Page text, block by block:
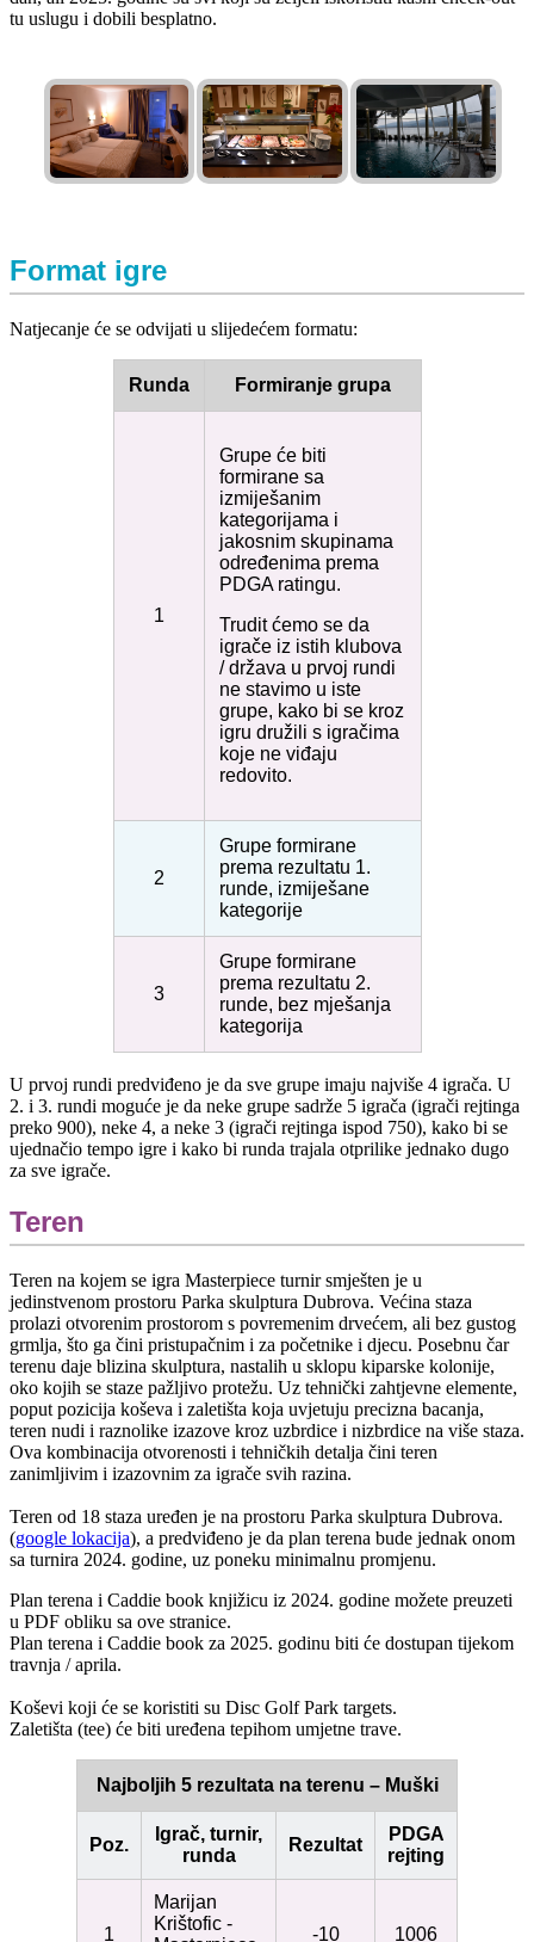
tu uslugu i dobili besplatno.
Format igre
Natjecanje će se odvijati u slijedećem formatu:
Runda Formiranje grupa
1
Grupe će biti
formirane sa
izmiješanim
kategorijama i
jakosnim skupinama
određenima prema
PDGA ratingu.
Trudit ćemo se da
igrače iz istih klubova
/ država u prvoj rundi
ne stavimo u iste
grupe, kako bi se kroz
igru družili s igračima
koje ne viđaju
redovito.
2
Grupe formirane
prema rezultatu 1.
runde, izmiješane
kategorije
3
Grupe formirane
prema rezultatu 2.
runde, bez mješanja
kategorija
U prvoj rundi predviđeno je da sve grupe imaju najviše 4 igrača. U
2. i 3. rundi moguće je da neke grupe sadrže 5 igrača (igrači rejtinga
preko 900), neke 4, a neke 3 (igrači rejtinga ispod 750), kako bi se
ujednačio tempo igre i kako bi runda trajala otprilike jednako dugo
za sve igrače.
Teren
Teren na kojem se igra Masterpiece turnir smješten je u
jedinstvenom prostoru Parka skulptura Dubrova. Većina staza
prolazi otvorenim prostorom s povremenim drvećem, ali bez gustog
grmlja, što ga čini pristupačnim i za početnike i djecu. Posebnu čar
terenu daje blizina skulptura, nastalih u sklopu kiparske kolonije,
oko kojih se staze pažljivo protežu. Uz tehnički zahtjevne elemente,
poput pozicija koševa i zaletišta koja uvjetuju precizna bacanja,
teren nudi i raznolike izazove kroz uzbrdice i nizbrdice na više staza.
Ova kombinacija otvorenosti i tehničkih detalja čini teren
zanimljivim i izazovnim za igrače svih razina.
Teren od 18 staza uređen je na prostoru Parka skulptura Dubrova.
(google lokacija), a predviđeno je da plan terena bude jednak onom
sa turnira 2024. godine, uz poneku minimalnu promjenu.
Plan terena i Caddie book knjižicu iz 2024. godine možete preuzeti
u PDF obliku sa ove stranice.
Plan terena i Caddie book za 2025. godinu biti će dostupan tijekom
travnja / aprila.
Koševi koji će se koristiti su Disc Golf Park targets.
Zaletišta (tee) će biti uređena tepihom umjetne trave.
Najboljih 5 rezultata na terenu – Muški
Poz.
Igrač, turnir,
runda
Rezultat
PDGA
rejting
1
Marijan
Krištofic -
-10 1006